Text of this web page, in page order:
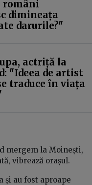
români
dimineața
darurile?"
actriță la
"Ideea de artist
traduce în viața
mergem la Moinești,
vibrează orașul.
și au fost aproape